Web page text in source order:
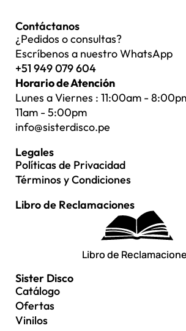
Contáctanos
¿Pedidos o consultas?
Escríbenos a nuestro WhatsApp
+51 949 079 604
Horario de Atención
Lunes a Viernes : 11:00am -
11am - 5:00pm
info@sisterdisco.pe
Legales
Políticas de Privacidad
Términos y Condiciones
Libro de Reclamaciones
Libro de
Sister Disco
Catálogo
Ofertas
Vinilos